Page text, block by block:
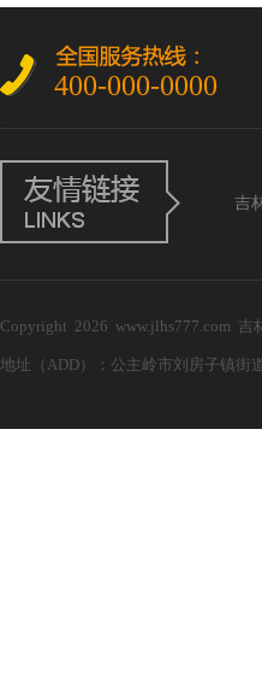
400-000-0000
吉
Copyright 2026 www.jlhs777.com
地址（ADD）：公主岭市刘房子镇